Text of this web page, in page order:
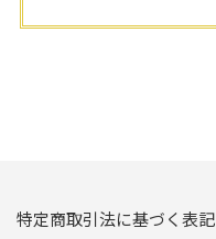
特定商取引法に基づく表記